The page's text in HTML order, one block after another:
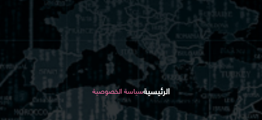
الرئيسيةسياسة الخصوصية